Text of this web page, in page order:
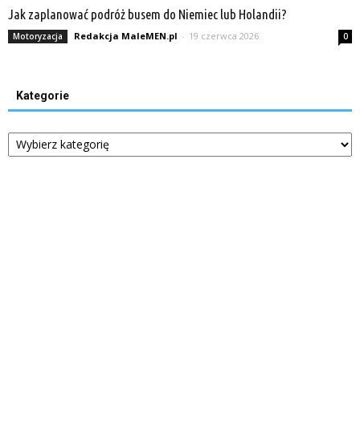
Jak zaplanować podróż busem do Niemiec lub Holandii?
Motoryzacja Redakcja MaleMEN.pl - 19 czerwca 2026 0
Kategorie
Kategorie